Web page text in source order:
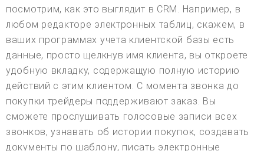
посмотрим, как это выглядит в CRM. Например, в
любом редакторе электронных таблиц, скажем, в
ваших программах учета клиентской базы есть
данные, просто щелкнув имя клиента, вы откроете
удобную вкладку, содержащую полную историю
действий с этим клиентом. С момента звонка до
покупки трейдеры поддерживают заказ. Вы
сможете прослушивать голосовые записи всех
звонков, узнавать об истории покупок, создавать
документы по шаблону, писать электронные